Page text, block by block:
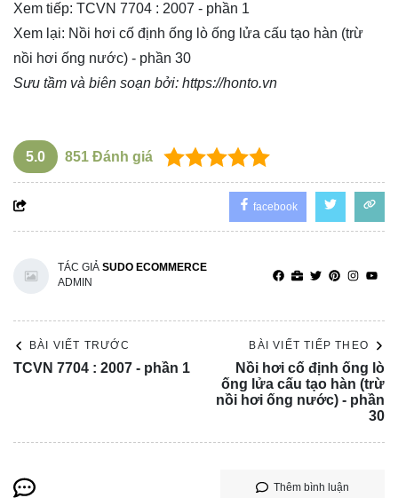
Xem tiếp: TCVN 7704 : 2007 - phần 1
Xem lại: Nồi hơi cố định ống lò ống lửa cấu tạo hàn (trừ
nồi hơi ống nước) - phần 30
Sưu tầm và biên soạn bởi: https://honto.vn
5.0 851 Đánh giá
facebook
TÁC GIẢ SUDO ECOMMERCE
ADMIN
BÀI VIẾT TRƯỚC
TCVN 7704 : 2007 - phần 1
BÀI VIẾT TIẾP THEO
Nồi hơi cố định ống lò
ống lửa cấu tạo hàn (trừ
nồi hơi ống nước) - phần
30
Thêm bình luận